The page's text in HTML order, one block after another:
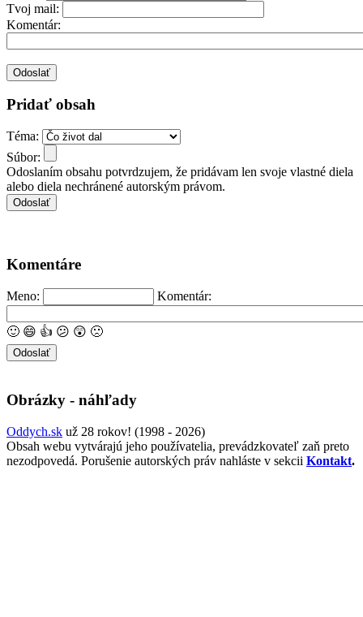
Tvoj mail:
Komentár:
Pridať obsah
Téma:
Súbor:
Odoslaním obsahu potvrdzujem, že pridávam len svoje vlastné diela
alebo diela nechránené autorským právom.
Komentáre
Meno: Komentár:
🙂 😄 👍 😕 😲 🙁
Obrázky - náhľady
Oddych.sk už 28 rokov! (1998 - 2026)
Obsah webu vytvárajú jeho používatelia, prevádzkovateľ zaň preto
nezodpovedá. Porušenie autorských práv nahláste v sekcii Kontakt.